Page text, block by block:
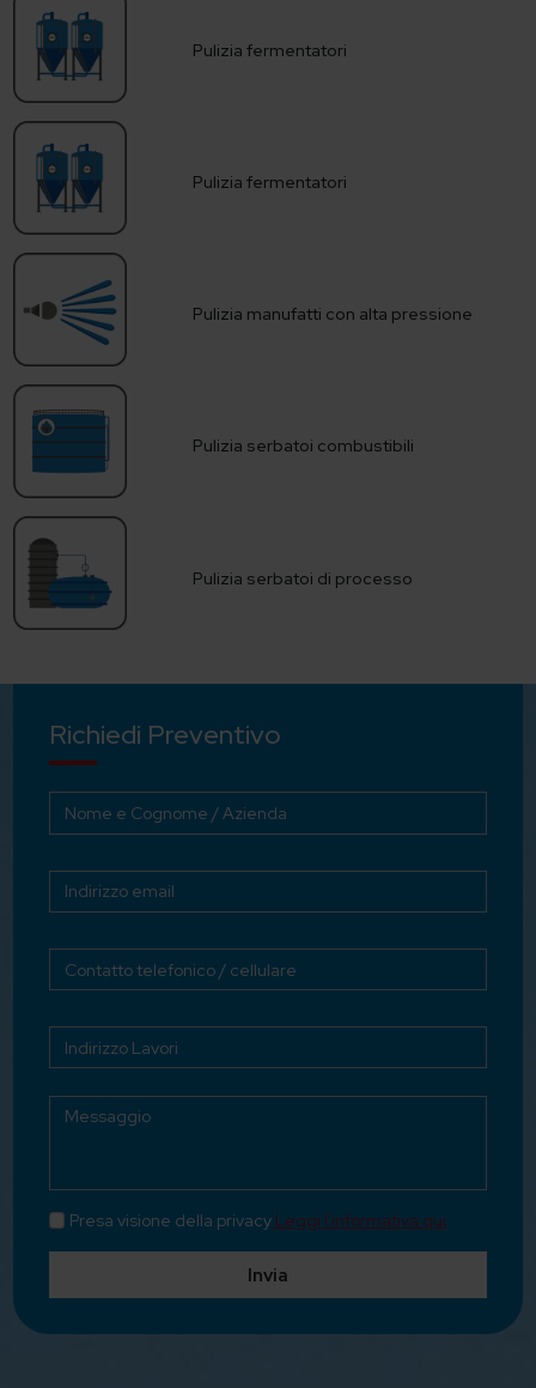
Pulizia fermentatori
Pulizia fermentatori
Pulizia manufatti con alta pressione
Pulizia serbatoi combustibili
Pulizia serbatoi di processo
Richiedi Preventivo
Presa visione della privacy Leggi l'informativa qui
Invia